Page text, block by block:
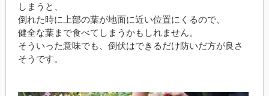
しまうと、
倒れた時に上部の葉が地面に近い位置にくるので、
健全な葉まで食べてしまうかもしれません。
そういった意味でも、倒伏はできるだけ防いだ方が良さ
そうです。